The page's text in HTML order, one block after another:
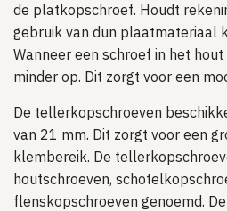
de platkopschroef. Houdt
gebruik van dun plaatmateriaal
Wanneer een schroef in het
minder op. Dit zorgt voor een
De tellerkopschroeven
van 21 mm. Dit zorgt voor een
klembereik. De
houtschroeven,
flenskopschroeven genoemd.